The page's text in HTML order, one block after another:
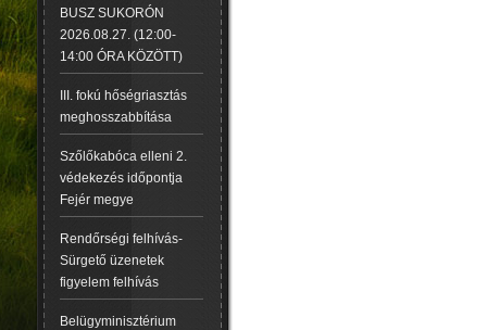
BUSZ SUKORÓN
2026.08.27. (12:00-
14:00 ÓRA KÖZÖTT)
III. fokú hőségriasztás
meghosszabbítása
Szőlőkabóca elleni 2.
védekezés időpontja
Fejér megye
Rendőrségi felhívás-
Sürgető üzenetek
figyelem felhívás
Belügyminisztérium